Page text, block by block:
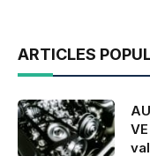
ARTICLES